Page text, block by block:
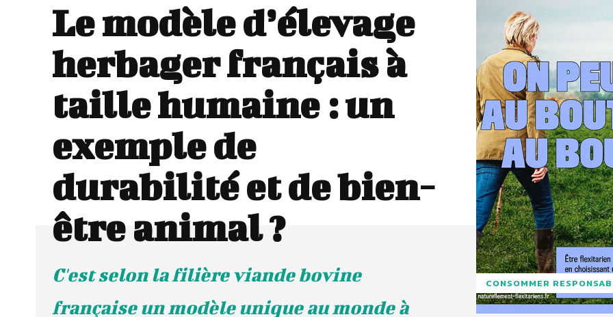
Le modèle d’élevage
herbager français à
taille humaine : un
exemple de
durabilité et de bien-
être animal ?
C'est selon la filière viande bovine
française un modèle unique au monde à
CONSOMMER